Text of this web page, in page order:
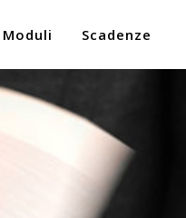
Moduli Scadenze